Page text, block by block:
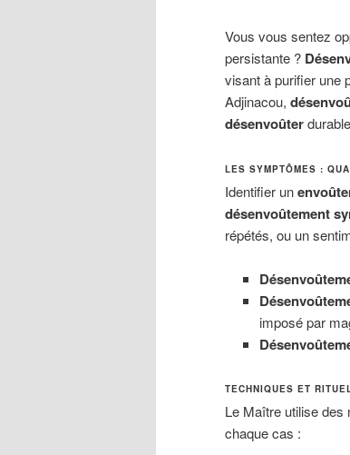
Vous vous sentez
persistante ?
visant à purifier une
Adjinacou,
désenvoûter
LES SYMPTÔMES :
Identifier un
désenvoûtement
répétés, ou un
imposé par
TECHNIQUES ET
Le Maître utilise
chaque cas :